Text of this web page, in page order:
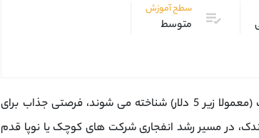
سطح آموزش
متوسط
‌ها که به عنوان سهام ‌های ارزان ‌قیمت (معمولا زیر 5 دلار) شناخته می ‌شوند، فرصتی جذاب برای
در مسیر رشد انفجاری شرکت‌ های کوچک یا نوپا قدم